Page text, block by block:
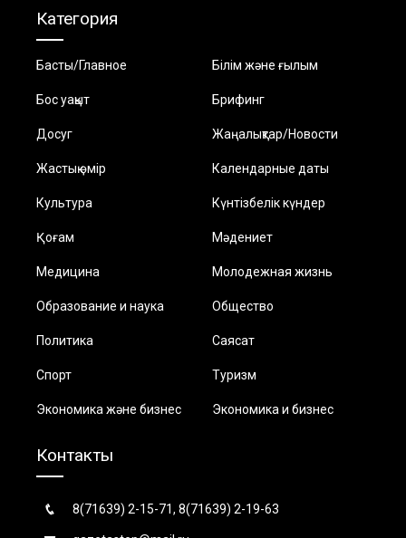
Категория
Басты/Главное Білім және ғылым
Бос уақыт Брифинг
Досуг Жаңалықтар/Новости
Жастық өмір Календарные даты
Культура Күнтізбелік күндер
Қоғам Мәдениет
Медицина Молодежная жизнь
Образование и наука Общество
Политика Саясат
Спорт Туризм
Экономика және бизнес Экономика и бизнес
Контакты
8(71639) 2-15-71, 8(71639) 2-19-63